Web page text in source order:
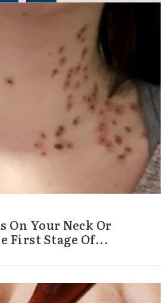
On Your Neck Or
First Stage Of...